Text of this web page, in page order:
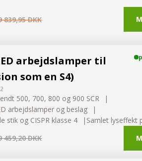
839,95 DKK
arbejdslamper til
som en S4)
500, 700, 800 og 900 SCR
arbejdslamper og beslag
stik og CISPR klasse 4
Samlet lyseffekt
459,20 DKK